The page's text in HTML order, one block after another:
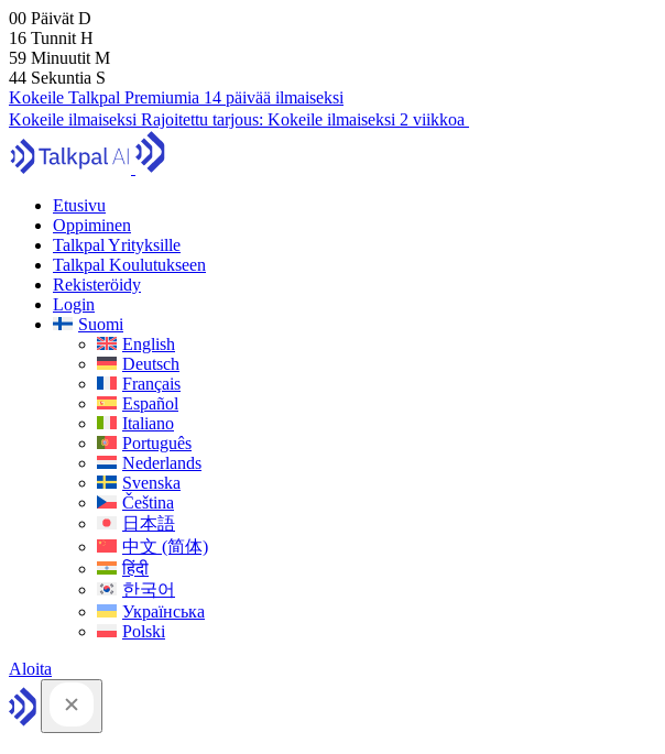
00 Päivät D
16 Tunnit H
59 Minuutit M
43 Sekuntia S
Kokeile Talkpal Premiumia 14 päivää ilmaiseksi
Kokeile ilmaiseksi Rajoitettu tarjous: Kokeile ilmaiseksi 2 viikkoa
Etusivu
Oppiminen
Talkpal Yrityksille
Talkpal Koulutukseen
Rekisteröidy
Login
Suomi
English
Deutsch
Français
Español
Italiano
Português
Nederlands
Svenska
Čeština
日本語
中文 (简体)
हिंदी
한국어
Українська
Polski
Aloita